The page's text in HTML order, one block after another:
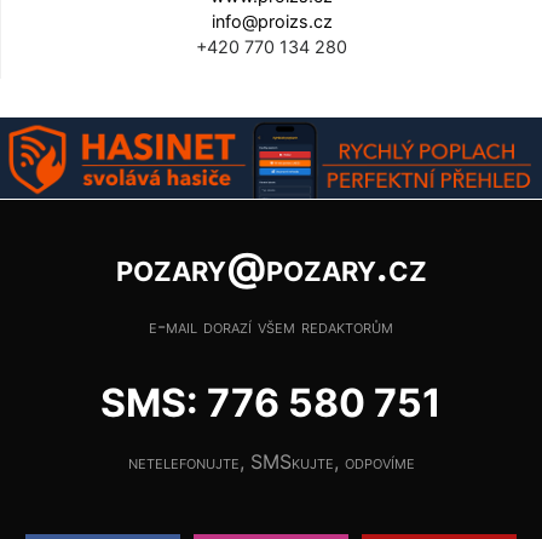
info@proizs.cz
+420 770 134 280
pozary@pozary.cz
e-mail dorazí všem redaktorům
SMS: 776 580 751
netelefonujte, SMSkujte, odpovíme